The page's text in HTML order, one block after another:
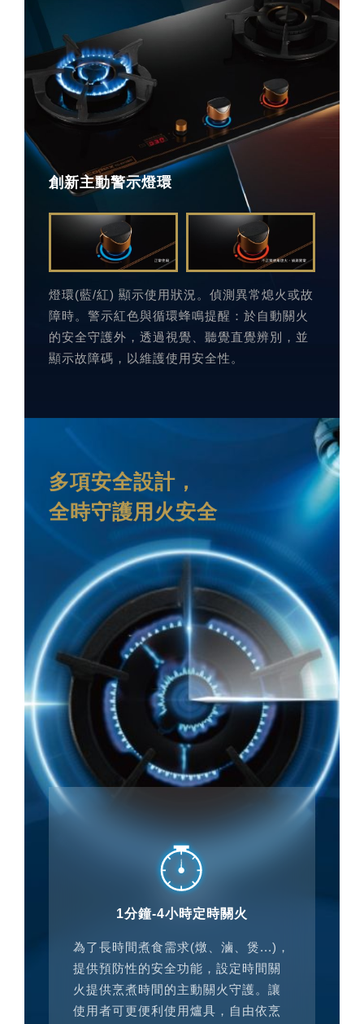
創新主動警示燈環
燈環(藍/紅) 顯示使用狀況。偵測異常熄火或故
障時。警示紅色與循環蜂鳴提醒：於自動關火
的安全守護外，透過視覺、聽覺直覺辨別，並
顯示故障碼，以維護使用安全性。
多項安全設計，
全時守護用火安全
1分鐘-4小時定時關火
為了長時間煮食需求(燉、滷、煲...)，
提供預防性的安全功能，設定時間關
火提供烹煮時間的主動關火守護。讓
使用者可更便利使用爐具，自由依烹